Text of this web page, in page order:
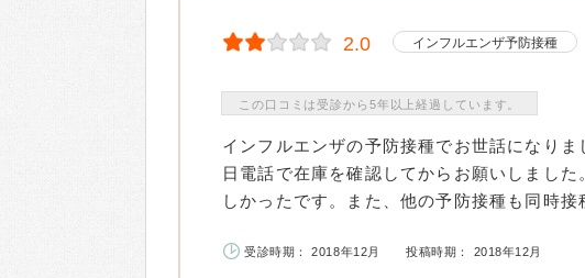
2.0 インフルエンザ予防接種
この口コミは受診から5年以上経過しています。
インフルエンザの予防接種でお世話になり
日電話で在庫を確認してからお願いしまし
しかったです。また、他の予防接種も同時
受診時期： 2018年12月 投稿時期： 2018年12月